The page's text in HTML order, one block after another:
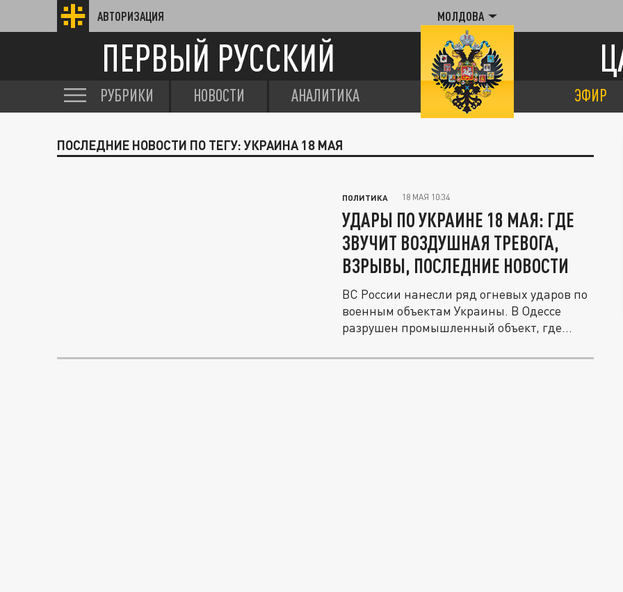
АВТОРИЗАЦИЯ МОЛДОВА
ПЕРВЫЙ РУССКИЙ
РУБРИКИ НОВОСТИ АНАЛИТИКА ЭФИР
ПОСЛЕДНИЕ НОВОСТИ ПО ТЕГУ: УКРАИНА 18 МАЯ
ПОЛИТИКА 18 МАЯ 10:34
УДАРЫ ПО УКРАИНЕ 18 МАЯ: ГДЕ
ЗВУЧИТ ВОЗДУШНАЯ ТРЕВОГА,
ВЗРЫВЫ, ПОСЛЕДНИЕ НОВОСТИ
ВС России нанесли ряд огневых ударов по
военным объектам Украины. В Одессе
разрушен промышленный объект, где...